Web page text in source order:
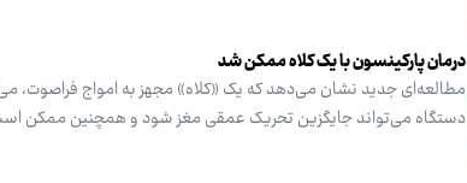
درمان پارکینسون با یک کلاه ممکن شد
مطالعه‌ای جدید نشان می‌دهد که یک «کلاه» مجهز به امواج فراصوت،
دستگاه می‌تواند جایگزین تحریک عمقی مغز شود و همچنین ممکن